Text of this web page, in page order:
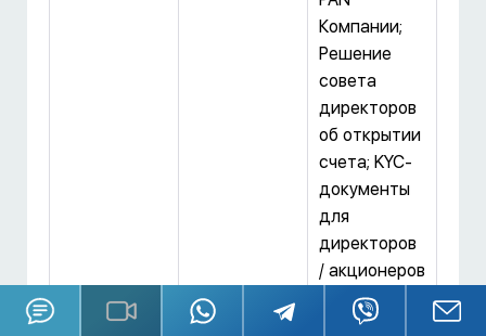
Компании;
Решение
совета
директоров
об открытии
счета; KYC-
документы
для
директоров
/ акционеров
подписантов